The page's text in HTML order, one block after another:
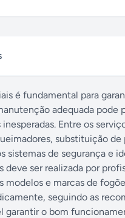
é fundamental para
adequada
Entre os
substituição
de segurança e
deve ser realizada por
modelos e marcas de
seguindo as
garantir o bom